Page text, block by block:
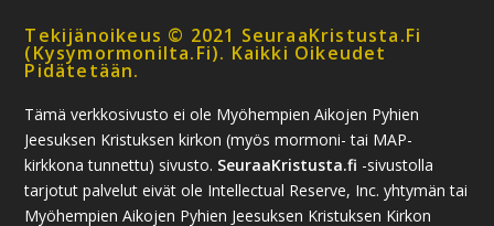
Tekijänoikeus © 2021 SeuraaKristusta.fi
(kysymormonilta.fi). Kaikki Oikeudet
Pidätetään.
Tämä verkkosivusto ei ole Myöhempien Aikojen Pyhien
Jeesuksen Kristuksen kirkon (myös mormoni- tai MAP-
kirkkona tunnettu) sivusto. SeuraaKristusta.fi -sivustolla
tarjotut palvelut eivät ole Intellectual Reserve, Inc. yhtymän tai
Myöhempien Aikojen Pyhien Jeesuksen Kristuksen Kirkon